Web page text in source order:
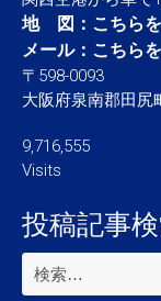
地 図： こちら
メール： こちら
〒598-0093
大阪府泉南郡田尻
9,716,555
Visits
投稿記事
検
索: